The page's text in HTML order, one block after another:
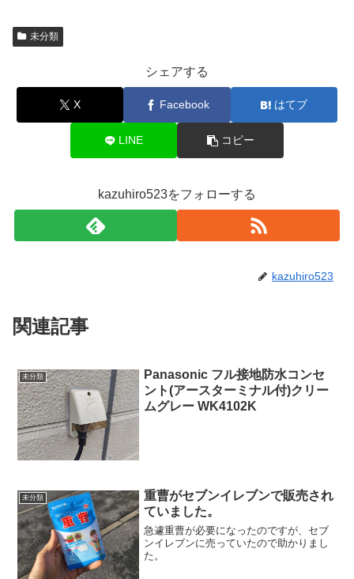
未分類
シェアする
X Facebook はてブ
LINE コピー
kazuhiro523をフォローする
kazuhiro523
関連記事
未分類
Panasonic フル接地防水コンセ
ント(アースターミナル付)クリー
ムグレー WK4102K
未分類
重曹がセブンイレブンで販売され
ていました。
急遽重曹が必要になったのですが、セブ
ンイレブンに売っていたので助かりまし
た。